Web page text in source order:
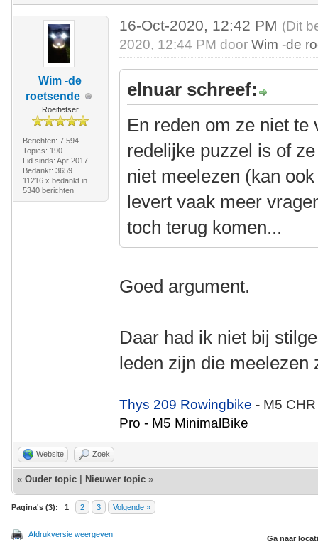
Wim -de
roetsende
Roeifietser
Berichten: 7.594
Topics: 190
Lid sinds: Apr 2017
Bedankt: 3659
11216 x bedankt in
5340 berichten
16-Oct-2020, 12:42 PM (Dit
2020, 12:44 PM doorWim -de
elnuar schreef:
En reden om ze niet
redelijke puzzel is of
niet meelezen (kan
levert vaak meer
toch terug komen...
Goed argument.
Daar had ik niet bij
leden zijn die meelezen
Thys 209 Rowingbike- M5
Pro - M5 MinimalBike
Website Zoek
« Ouder topic Nieuwer topic »
Pagina's (3): 1 2 3 Volgende »
Afdrukversie weergeven Ga naar